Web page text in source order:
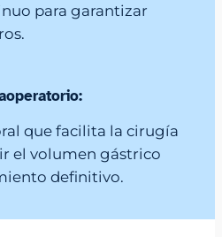
para garantizar
que facilita la cirugía
el volumen gástrico
definitivo.